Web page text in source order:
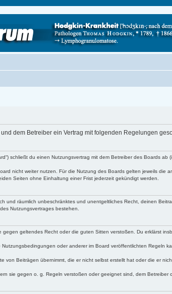
dem Betreiber ein Vertrag mit folgenden Regelungen
schließt du einen Nutzungsvertrag mit dem Betreiber des Boards
nicht weiter nutzen. Für die Nutzung des Boards gelten jeweils die
Seiten ohne Einhaltung einer Frist jederzeit gekündigt werden.
und räumlich unbeschränktes und unentgeltliches Recht, deinen
Nutzungsvertrages bestehen.
geltendes Recht oder die guten Sitten verstoßen. Du erklärst
oder anderer im Board veröffentlichten Regeln
von Beiträgen übernimmt, die er nicht selbst erstellt hat oder die er
sie gegen o. g. Regeln verstoßen oder geeignet sind, dem Betreiber